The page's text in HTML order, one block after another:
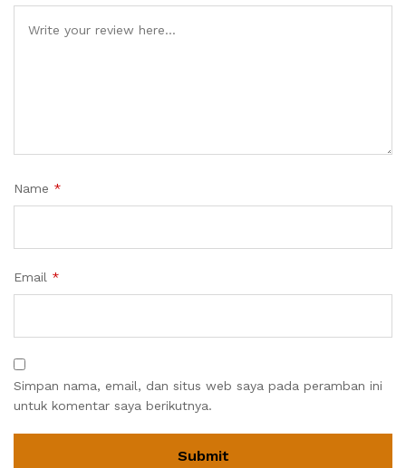
Name *
Email *
Simpan nama, email, dan situs web saya pada peramban ini
untuk komentar saya berikutnya.